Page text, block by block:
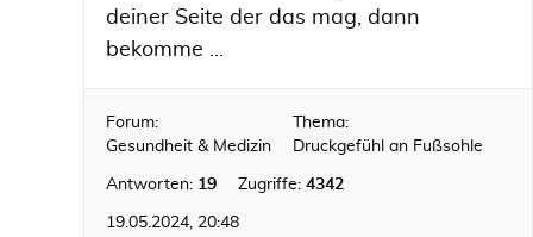
deiner Seite der das mag, dann
bekomme ...
Forum:
Gesundheit & Medizin
Thema:
Druckgefühl an Fußsohle
Antworten: 19 Zugriffe: 4342
19.05.2024, 20:48